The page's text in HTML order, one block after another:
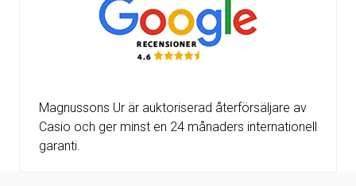
Magnussons Ur är auktoriserad återförsäljare av
Casio och ger minst en 24 månaders internationell
garanti.